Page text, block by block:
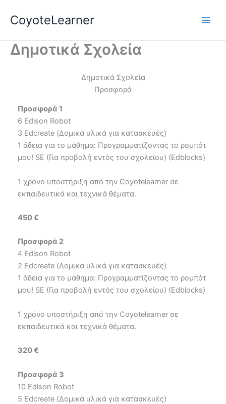
CoyoteLearner
Δημοτικά Σχολεία
Δημοτικά Σχολεία
Προσφορά
Προσφορά 1
6 Edison Robot
3 Edcreate (Δομικά υλικά για κατασκευές)
1 άδεια για το μάθημα: Προγραμματίζοντας το ρομπότ
μου! SE (Για προβολή εντός του σχολείου) (Edblocks)
1 χρόνο υποστήριξη από την Coyotelearner σε
εκπαιδευτικά και τεχνικά θέματα.
450 €
Προσφορά 2
4 Edison Robot
2 Edcreate (Δομικά υλικά για κατασκευές)
1 άδεια για το μάθημα: Προγραμματίζοντας το ρομπότ
μου! SE (Για προβολή εντός του σχολείου) (Edblocks)
1 χρόνο υποστήριξη από την Coyotelearner σε
εκπαιδευτικά και τεχνικά θέματα.
320 €
Προσφορά 3
10 Edison Robot
5 Edcreate (Δομικά υλικά για κατασκευές)